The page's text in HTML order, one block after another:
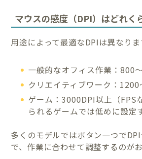
マウスの感度（DPI）はどれく
用途によって最適なDPIは異なりま
一般的なオフィス作業：800
クリエイティブワーク：
ゲーム：3000DPI以上（FPS
られるゲームでは低めに設定
多くのモデルではボタン一つで
で、作業に合わせて調整するのがお